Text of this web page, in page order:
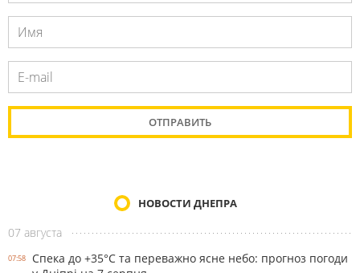
НОВОСТИ ДНЕПРА
07 августа
07:58
Спека до +35°С та переважно ясне небо: прогноз погоди